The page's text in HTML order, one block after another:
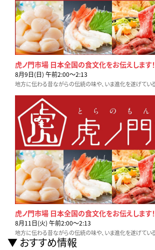
虎ノ門市場 日本全国の食文化をお伝えします！
8月9日(日) 午前2:00〜2:13
虎ノ門市場 日本全国の食文化をお伝えします！
8月11日(火) 午前2:00〜2:13
おすすめ情報